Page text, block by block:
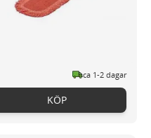
ca 1-2 dagar
KÖP